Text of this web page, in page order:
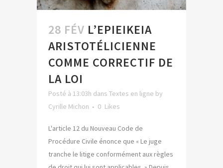
28 FÉV L’EPIEIKEIA
ARISTOTÉLICIENNE
COMME CORRECTIF DE
LA LOI
Posté à 13:03h dans Textes en ligne by
Cyrille Michon
0 Likes
L'article 12 du Nouveau Code de
Procédure Civile énonce que « Le juge
tranche le litige conformément aux règles